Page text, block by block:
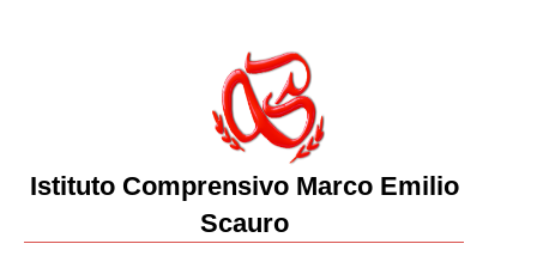
Istituto Comprensivo Marco Emilio
Scauro